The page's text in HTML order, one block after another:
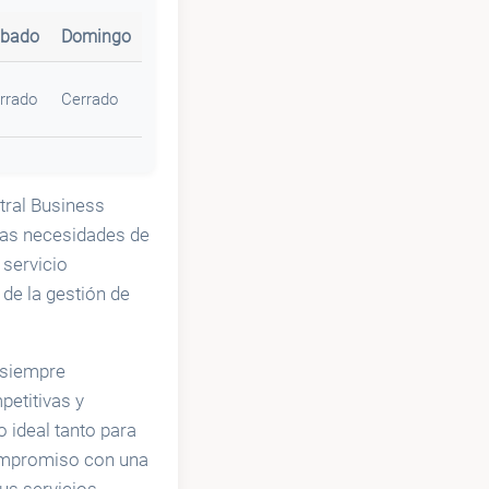
Domingo
Cerrado
Business
necesidades de
servicio
la gestión de
y
ideal tanto para
con una